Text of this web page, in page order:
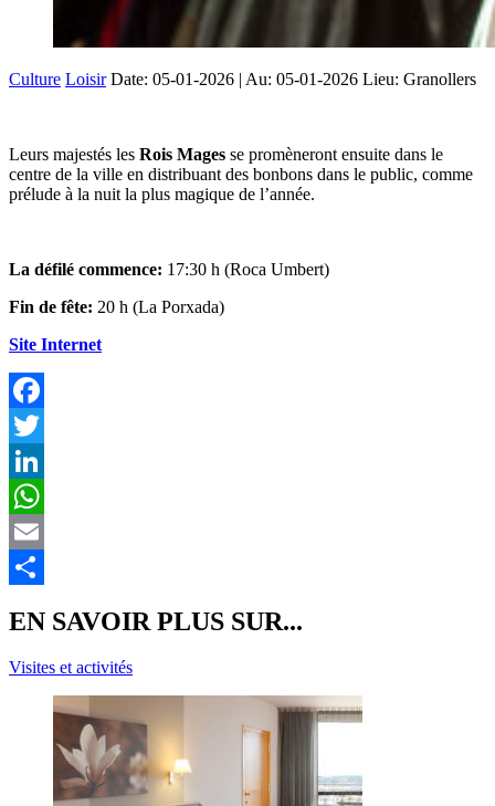
Culture Loisir Date: 05-01-2026 | Au: 05-01-2026 Lieu: Granollers
Leurs majestés les Rois Mages se promèneront ensuite dans le
centre de la ville en distribuant des bonbons dans le public, comme
prélude à la nuit la plus magique de l’année.
La défilé commence: 17:30 h (Roca Umbert)
Fin de fête: 20 h (La Porxada)
Site Internet
EN SAVOIR PLUS SUR...
Visites et activités